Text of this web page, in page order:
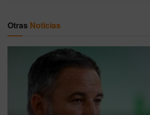
Otras Noticias